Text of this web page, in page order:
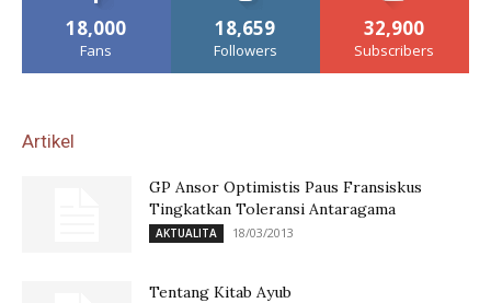
18,000
Fans
18,659
Followers
32,900
Subscribers
Artikel
GP Ansor Optimistis Paus Fransiskus
Tingkatkan Toleransi Antaragama
AKTUALITA 18/03/2013
Tentang Kitab Ayub